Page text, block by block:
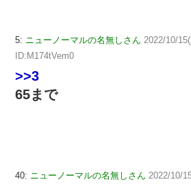
5: ニューノーマルの名無しさん 2022/10/
ID:M174tVem0
>>3
65まで
40: ニューノーマルの名無しさん 2022/10/